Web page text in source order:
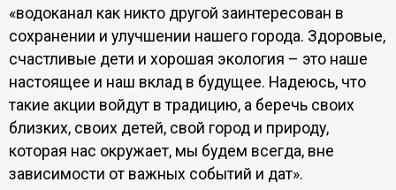
«водоканал как никто другой заинтересован в
сохранении и улучшении нашего города. Здоровые,
счастливые дети и хорошая экология – это наше
настоящее и наш вклад в будущее. Надеюсь, что
такие акции войдут в традицию, а беречь своих
близких, своих детей, свой город и природу,
которая нас окружает, мы будем всегда, вне
зависимости от важных событий и дат».